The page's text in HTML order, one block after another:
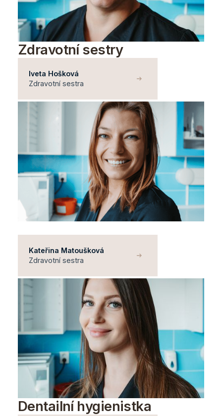
Zdravotní sestry
Iveta Hošková
Zdravotní sestra
Kateřina Matoušková
Zdravotní sestra
Dentailní hygienistka